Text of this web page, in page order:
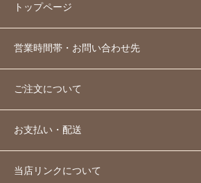
トップページ
営業時間帯・お問い合わせ先
ご注文について
お支払い・配送
当店リンクについて